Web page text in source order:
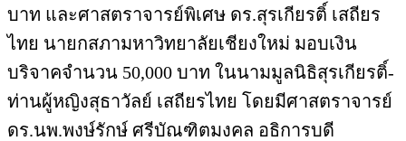
บาท และศาสตราจารย์พิเศษ ดร.สุรเกียรติ์ เสถียร
ไทย นายกสภามหาวิทยาลัยเชียงใหม่ มอบเงิน
บริจาคจำนวน 50,000 บาท ในนามมูลนิธิสุรเกียรติ์-
ท่านผู้หญิงสุธาวัลย์ เสถียรไทย โดยมีศาสตราจารย์
ดร.นพ.พงษ์รักษ์ ศรีบัณฑิตมงคล อธิการบดี